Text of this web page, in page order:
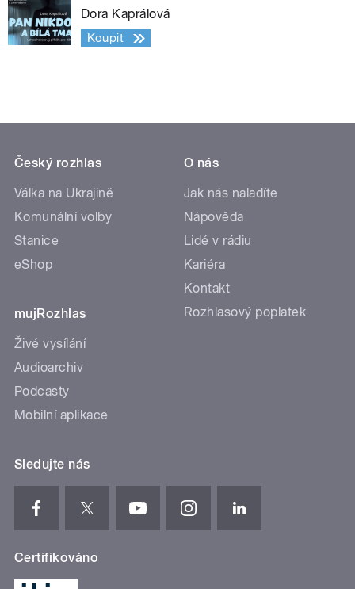
Dora Kaprálová
Koupit
Český rozhlas
Válka na Ukrajině
Komunální volby
Stanice
eShop
mujRozhlas
Živé vysílání
Audioarchiv
Podcasty
Mobilní aplikace
O nás
Jak nás naladíte
Nápověda
Lidé v rádiu
Kariéra
Kontakt
Rozhlasový poplatek
Sledujte nás
Certifikováno